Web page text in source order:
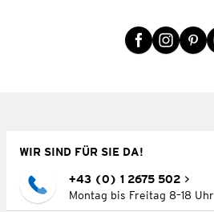
WIR SIND FÜR SIE DA!
+43 (0) 1 2675 502
Montag bis Freitag 8–18 Uhr